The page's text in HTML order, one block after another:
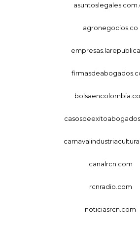
agronegocios.co
canalrcn.com
rcnradio.com
noticiasrcn.com